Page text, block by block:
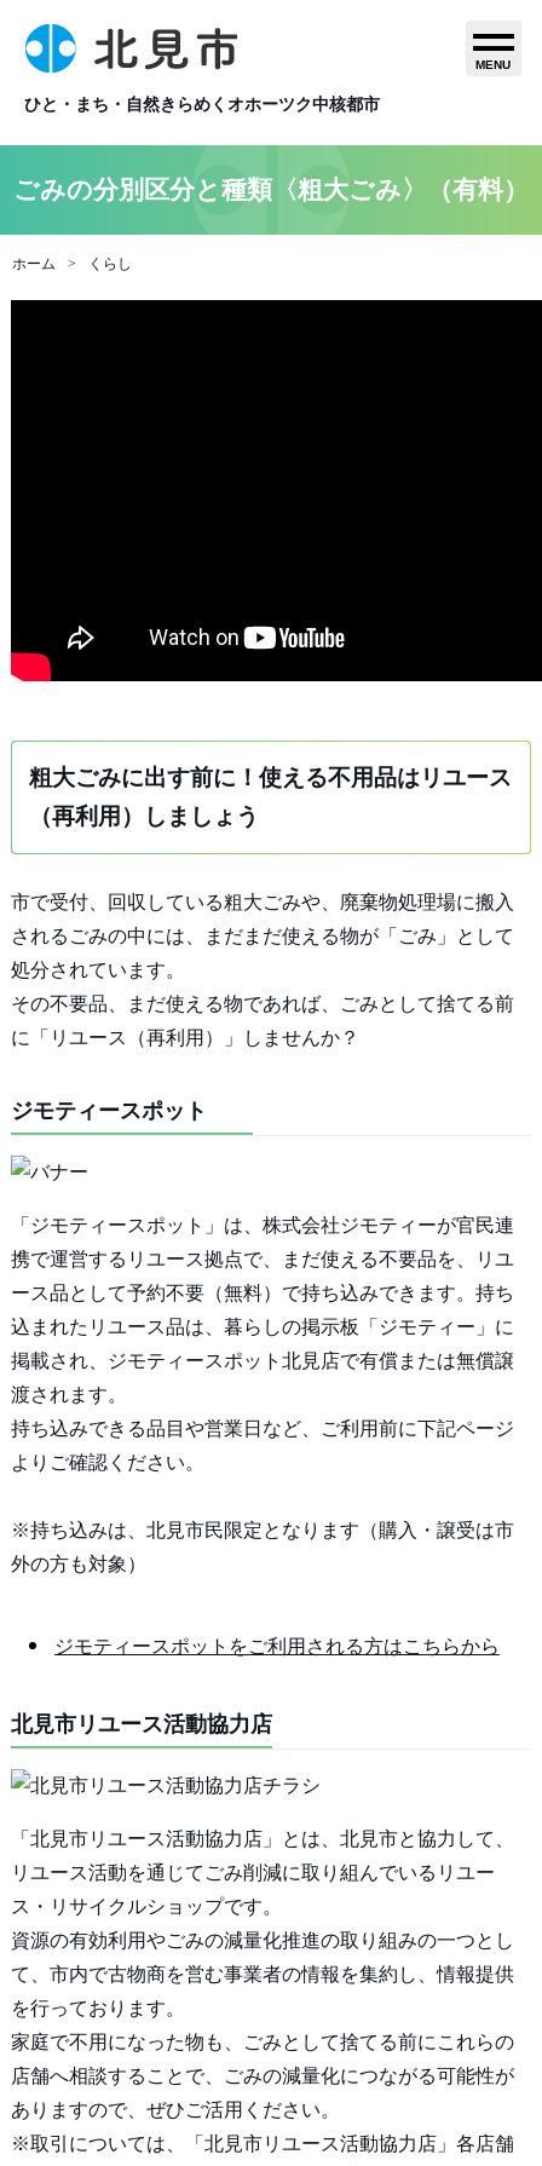
ひと・まち・自然きらめくオホーツク中核都市
MENU
ごみの分別区分と種類〈粗大ごみ〉（有料）
ホーム くらし
粗大ごみに出す前に！使える不用品はリユース
（再利用）しましょう
市で受付、回収している粗大ごみや、廃棄物処理場に搬入
されるごみの中には、まだまだ使える物が「ごみ」として
処分されています。
その不要品、まだ使える物であれば、ごみとして捨てる前
に「リユース（再利用）」しませんか？
ジモティースポット
「ジモティースポット」は、株式会社ジモティーが官民連
携で運営するリユース拠点で、まだ使える不要品を、リユ
ース品として予約不要（無料）で持ち込みできます。持ち
込まれたリユース品は、暮らしの掲示板「ジモティー」に
掲載され、ジモティースポット北見店で有償または無償譲
渡されます。
持ち込みできる品目や営業日など、ご利用前に下記ページ
よりご確認ください。
※持ち込みは、北見市民限定となります（購入・譲受は市
外の方も対象）
ジモティースポットをご利用される方はこちらから
北見市リユース活動協力店
「北見市リユース活動協力店」とは、北見市と協力して、
リユース活動を通じてごみ削減に取り組んでいるリユー
ス・リサイクルショップです。
資源の有効利用やごみの減量化推進の取り組みの一つとし
て、市内で古物商を営む事業者の情報を集約し、情報提供
を行っております。
家庭で不用になった物も、ごみとして捨てる前にこれらの
店舗へ相談することで、ごみの減量化につながる可能性が
ありますので、ぜひご活用ください。
※取引については、「北見市リユース活動協力店」各店舗